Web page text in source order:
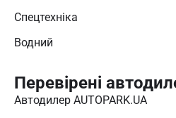
Спецтехніка
Водний
Перевірені
Автодилер AUTOPARK.UA